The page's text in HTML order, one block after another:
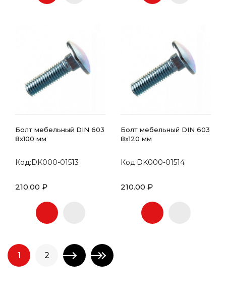
Болт мебельный DIN 603
8х100 мм
Код:DK000-01513
210.00 ₽
Болт мебельный DIN 603
8х120 мм
Код:DK000-01514
210.00 ₽
1 2